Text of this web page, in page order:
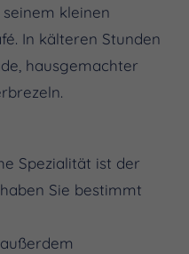
kleinen
In kälteren Stunden
hausgemachter
Spezialität ist der
Sie bestimmt